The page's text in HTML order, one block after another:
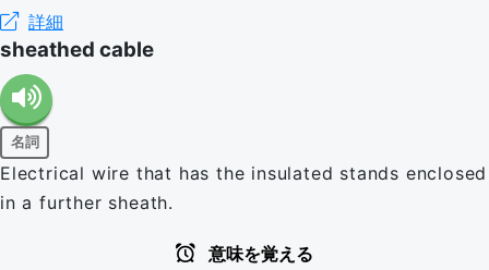
詳細
sheathed cable
名詞
Electrical wire that has the insulated stands enclosed
in a further sheath.
意味を覚える